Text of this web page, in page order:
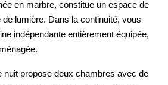
en marbre, constitue un espace de
lumière. Dans la continuité, vous
indépendante entièrement équipée,
nuit propose deux chambres avec de